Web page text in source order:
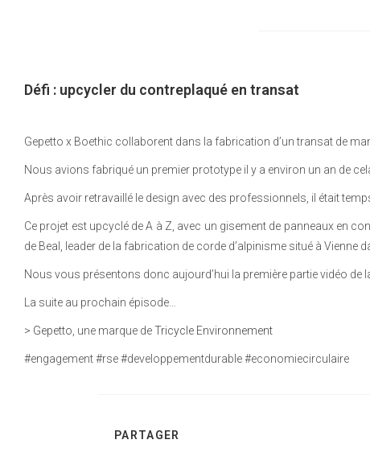
Défi : upcycler du contreplaqué en transat
Gepetto x Boethic collaborent dans la fabrication d’un transat de
Nous avions fabriqué un premier prototype il y a environ un an de
Après avoir retravaillé le design avec des professionnels, il était
Ce projet est upcyclé de A à Z, avec un gisement de panneaux en
de Beal, leader de la fabrication de corde d’alpinisme situé à Vienne
Nous vous présentons donc aujourd’hui la première partie vidéo de
La suite au prochain épisode…
> Gepetto, une marque deTricycle Environnement
#engagement #rse #developpementdurable #economiecirculaire
PARTAGER